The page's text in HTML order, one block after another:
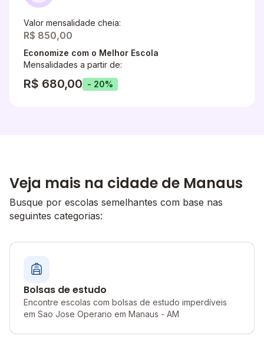
Valor mensalidade cheia:
R$ 850,00
Economize com o Melhor Escola
Mensalidades a partir de:
R$ 680,00 - 20%
Veja mais na cidade de Manaus
Busque por escolas semelhantes com base nas
seguintes categorias:
Bolsas de estudo
Encontre escolas com bolsas de estudo imperdíveis
em Sao Jose Operario em Manaus - AM